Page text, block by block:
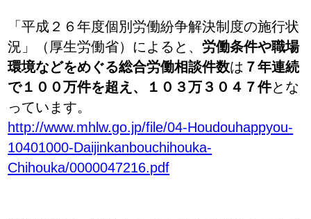
「平成２６年度個別労働紛争解決制度の施行状
況」（厚生労働省）によると、労働条件や職場
環境などをめぐる総合労働相談件数は ７年連続
で１００万件を超え、１０３万３０４７件とな
っています。
http://www.mhlw.go.jp/file/04-Houdouhappyou-
10401000-Daijinkanbouchihouka-
Chihouka/0000047216.pdf